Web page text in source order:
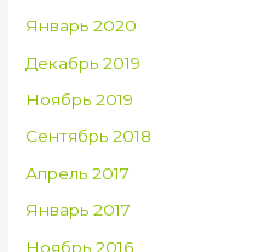
Январь 2020
Декабрь 2019
Ноябрь 2019
Сентябрь 2018
Апрель 2017
Январь 2017
Ноябрь 2016